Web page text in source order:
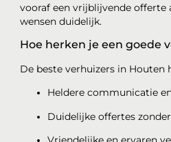
vooraf een vrijblijvende offerte
wensen duidelijk.
Hoe herken je een goede
De beste verhuizers in Houten
Heldere communicatie
Duidelijke offertes